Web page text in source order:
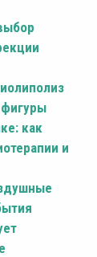
как
и